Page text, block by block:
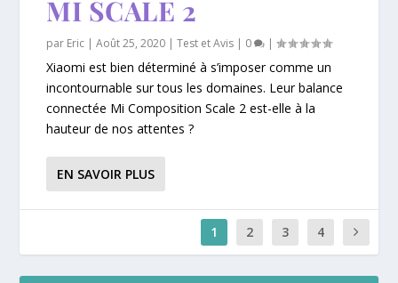
MI SCALE 2
par Eric |Août 25, 2020 |Test et Avis | 0 |
Xiaomi est bien déterminé à s’imposer comme un
incontournable sur tous les domaines. Leur balance
connectée Mi Composition Scale 2 est-elle à la
hauteur de nos attentes ?
EN SAVOIR PLUS
1 2 3 4